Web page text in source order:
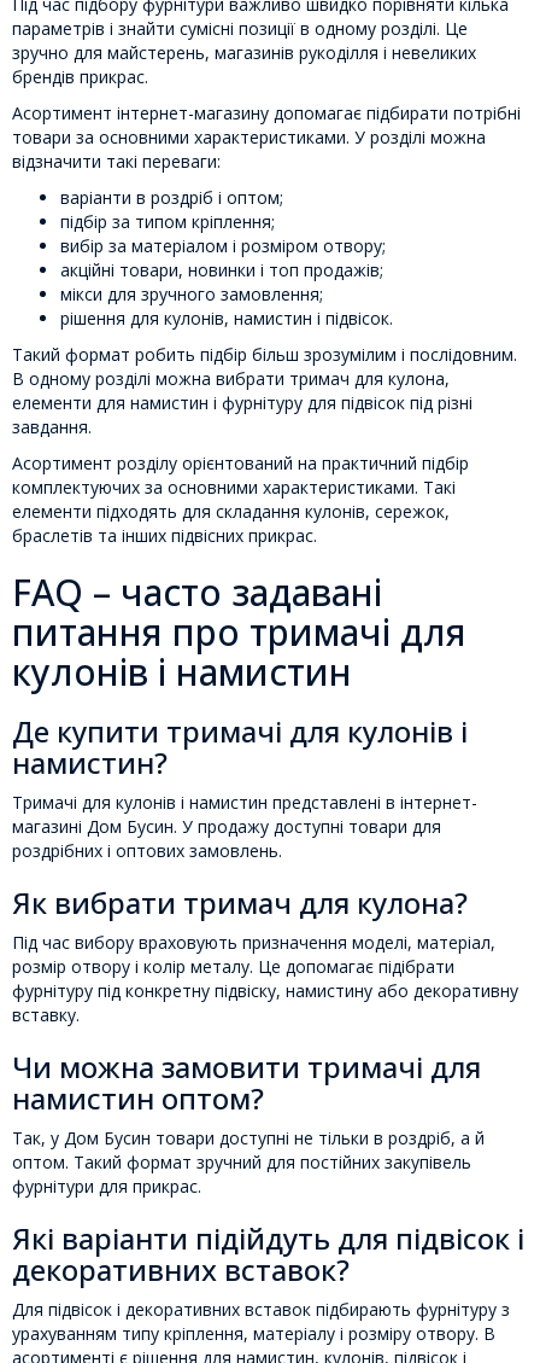
параметрів і знайти сумісні позиції в одному розділі. Це
зручно для майстерень, магазинів рукоділля і невеликих
брендів прикрас.
Асортимент інтернет-магазину допомагає підбирати потрібні
товари за основними характеристиками. У розділі можна
відзначити такі переваги:
варіанти в роздріб і оптом;
підбір за типом кріплення;
вибір за матеріалом і розміром отвору;
акційні товари, новинки і топ продажів;
мікси для зручного замовлення;
рішення для кулонів, намистин і підвісок.
Такий формат робить підбір більш зрозумілим і послідовним.
В одному розділі можна вибрати тримач для кулона,
елементи для намистин і фурнітуру для підвісок під різні
завдання.
Асортимент розділу орієнтований на практичний підбір
комплектуючих за основними характеристиками. Такі
елементи підходять для складання кулонів, сережок,
браслетів та інших підвісних прикрас.
FAQ – часто задавані
питання про тримачі для
кулонів і намистин
Де купити тримачі для кулонів і
намистин?
Тримачі для кулонів і намистин представлені в інтернет-
магазині Дом Бусин. У продажу доступні товари для
роздрібних і оптових замовлень.
Як вибрати тримач для кулона?
Під час вибору враховують призначення моделі, матеріал,
розмір отвору і колір металу. Це допомагає підібрати
фурнітуру під конкретну підвіску, намистину або декоративну
вставку.
Чи можна замовити тримачі для
намистин оптом?
Так, у Дом Бусин товари доступні не тільки в роздріб, а й
оптом. Такий формат зручний для постійних закупівель
фурнітури для прикрас.
Які варіанти підійдуть для підвісок і
декоративних вставок?
Для підвісок і декоративних вставок підбирають фурнітуру з
урахуванням типу кріплення, матеріалу і розміру отвору. В
асортименті є рішення для намистин, кулонів, підвісок і